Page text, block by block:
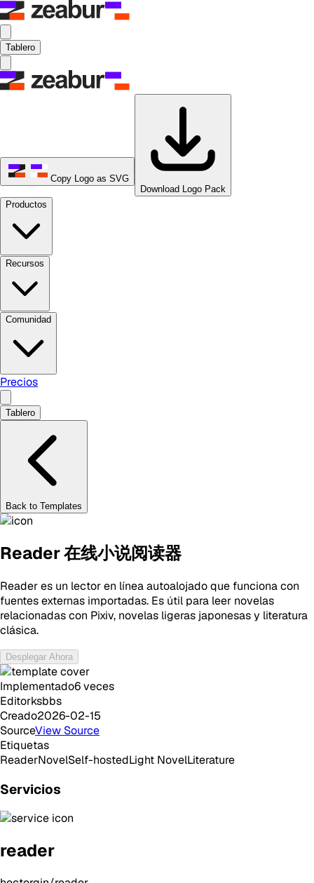
Tablero
Copy Logo as SVG
Download Logo Pack
Productos
Recursos
Comunidad
Precios
Tablero
Back to Templates
Reader 在线小说阅读器
Reader es un lector en línea autoalojado que funciona con
fuentes externas importadas. Es útil para leer novelas
relacionadas con Pixiv, novelas ligeras japonesas y literatura
clásica.
Desplegar Ahora
Implementado6veces
Editorksbbs
Creado2026-02-15
SourceView Source
Etiquetas
ReaderNovelSelf-hostedLight NovelLiterature
Servicios
reader